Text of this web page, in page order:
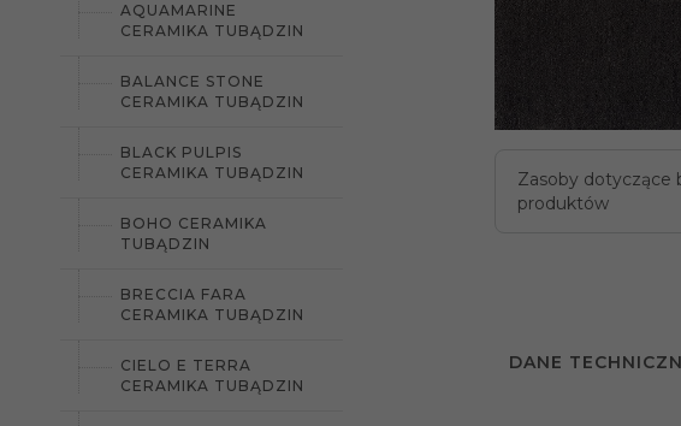
AQUAMARINE
CERAMIKA TUBĄDZIN
BALANCE STONE
CERAMIKA TUBĄDZIN
BLACK PULPIS
CERAMIKA TUBĄDZIN
BOHO CERAMIKA
TUBĄDZIN
BRECCIA FARA
CERAMIKA TUBĄDZIN
CIELO E TERRA
CERAMIKA TUBĄDZIN
Zasoby dotyczące
produktów
DANE